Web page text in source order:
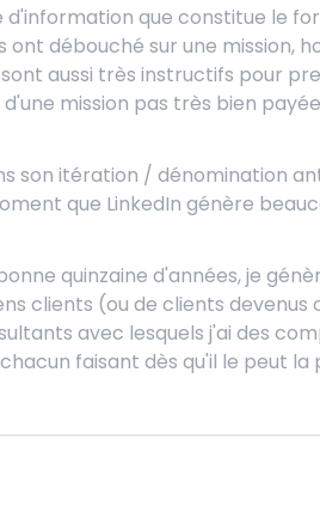
que constitue le
débouché sur une mission,
aussi très instructifs pour
mission pas très bien
son itération / dénomination
que LinkedIn génère
quinzaine d'années, je
clients (ou de clients devenus
avec lesquels j'ai des
faisant dès qu'il le peut